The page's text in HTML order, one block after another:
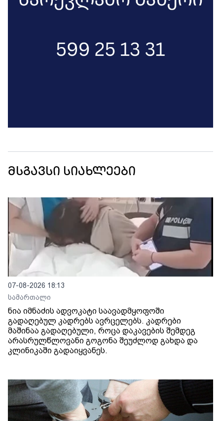
მსგავსი სიახლეები
07-08-2026 18:13
სამართალი
ნია იმნაძის ადვოკატი საავადმყოფოში
გადაღებულ კადრებს ავრცელებს. კადრები
მაშინაა გადაღებული, როცა დაკავების შემდეგ
არასრულწლოვანი გოგონა შეუძლოდ გახდა და
კლინიკაში გადაიყვანეს.